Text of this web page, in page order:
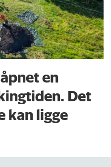
en
Det
kan ligge